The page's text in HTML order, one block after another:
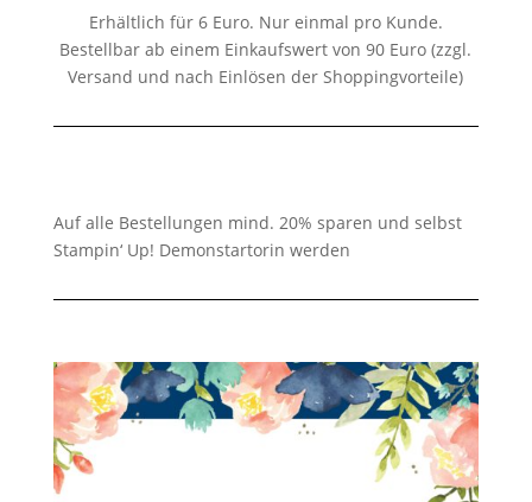
Erhältlich für 6 Euro. Nur einmal pro Kunde.
Bestellbar ab einem Einkaufswert von 90 Euro (zzgl.
Versand und nach Einlösen der Shoppingvorteile)
Auf alle Bestellungen mind. 20% sparen und selbst
Stampin‘ Up! Demonstartorin werden